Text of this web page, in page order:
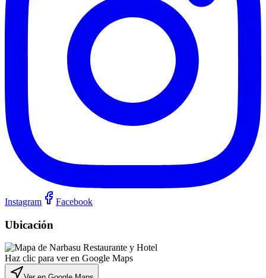
Instagram Facebook
Ubicación
Haz clic para ver en Google Maps